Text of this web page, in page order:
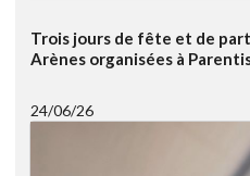
Trois jours de fête et de
Arènes organisées à
24/06/26